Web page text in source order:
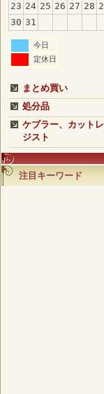
23 24 25 26 27 28
30 31
今日
定休日
まとめ買い
処分品
ケブラー、カットレ
ジスト
注目キーワード